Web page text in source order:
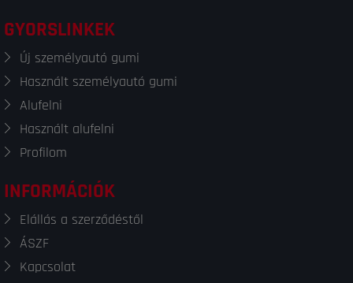
GYORSLINKEK
Új személyautó gumi
Használt személyautó gumi
Alufelni
Használt alufelni
Profilom
INFORMÁCIÓK
Elállás a szerződéstől
ÁSZF
Kapcsolat